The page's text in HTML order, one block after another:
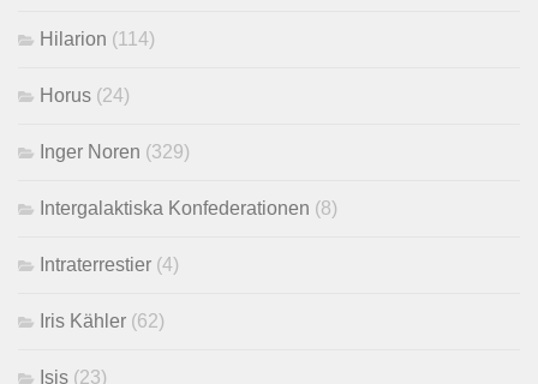
Hilarion (114)
Horus (24)
Inger Noren (329)
Intergalaktiska Konfederationen (8)
Intraterrestier (4)
Iris Kähler (62)
Isis (23)